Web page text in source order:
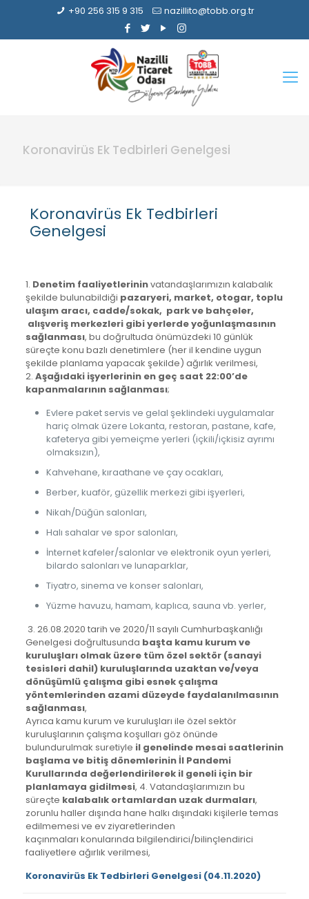
+90 256 315 9 315 nazillito@tobb.org.tr
Koronavirüs Ek Tedbirleri Genelgesi
Koronavirüs Ek Tedbirleri
Genelgesi
1. Denetim faaliyetlerininvatandaşlarımızın kalabalık
şekilde bulunabildiği pazaryeri, market, otogar, toplu
ulaşım aracı, cadde/sokak, park ve bahçeler,
alışveriş merkezleri gibi yerlerde yoğunlaşmasının
sağlanması, bu doğrultuda önümüzdeki 10 günlük
süreçte konu bazlı denetimlere (her il kendine uygun
şekilde planlama yapacak şekilde) ağırlık verilmesi,
2. Aşağıdaki işyerlerinin en geç saat 22:00’de
kapanmalarının sağlanması;
Evlere paket servis ve gel­al şeklindeki uygulamalar
hariç olmak üzere Lokanta, restoran, pastane, kafe,
kafeterya gibi yeme­içme yerleri (içkili/içkisiz ayrımı
olmaksızın),
Kahvehane, kıraathane ve çay ocakları,
Berber, kuaför, güzellik merkezi gibi işyerleri,
Nikah/Düğün salonları,
Halı sahalar ve spor salonları,
İnternet kafeler/salonlar ve elektronik oyun yerleri,
bilardo salonları ve lunaparklar,
Tiyatro, sinema ve konser salonları,
Yüzme havuzu, hamam, kaplıca, sauna vb. yerler,
3. 26.08.2020 tarih ve 2020/11 sayılı Cumhurbaşkanlığı
Genelgesi doğrultusunda başta kamu kurum ve
kuruluşları olmak üzere tüm özel sektör (sanayi
tesisleri dahil) kuruluşlarında uzaktan ve/veya
dönüşümlü çalışma gibi esnek çalışma
yöntemlerinden azami düzeyde faydalanılmasının
sağlanması,
Ayrıca kamu kurum ve kuruluşları ile özel sektör
kuruluşlarının çalışma koşulları göz önünde
bulundurulmak suretiyle il genelinde mesai saatlerinin
başlama ve bitiş dönemlerinin İl Pandemi
Kurullarında değerlendirilerek il geneli için bir
planlamaya gidilmesi, 4. Vatandaşlarımızın bu
süreçte kalabalık ortamlardan uzak durmaları,
zorunlu haller dışında hane halkı dışındaki kişilerle temas
edilmemesi ve ev ziyaretlerinden
kaçınmaları konularında bilgilendirici/bilinçlendirici
faaliyetlere ağırlık verilmesi,
Koronavirüs Ek Tedbirleri Genelgesi (04.11.2020)